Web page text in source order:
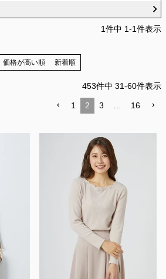
1件中 1-1件表示
価格が高い順 新着順
453件中 31-60件表示
1 2 3 … 16